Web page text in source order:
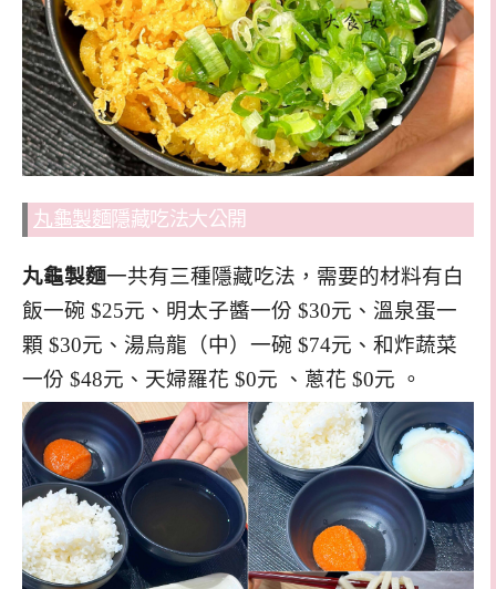
丸龜製麵隱藏吃法大公開
丸龜製麵一共有三種隱藏吃法，需要的材料有白
飯一碗 $25元、明太子醬一份 $30元、溫泉蛋一
顆 $30元、湯烏龍（中）一碗 $74元、和炸蔬菜
一份 $48元、天婦羅花 $0元 、蔥花 $0元 。